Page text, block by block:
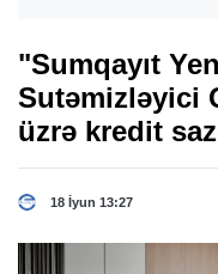
"Sumqayıt
Sutəmizləyici
üzrə kredit
18 İyun 13:27